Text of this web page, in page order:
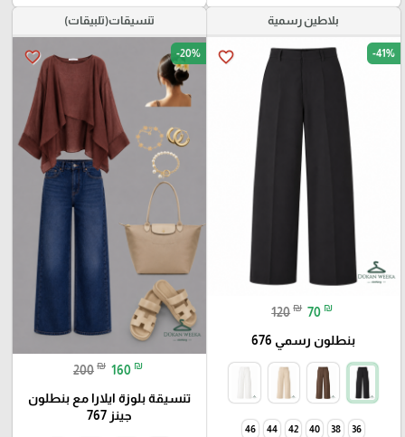
بلاطين رسمية
favorite_border -41%
120 ₪ 70 ₪
بنطلون رسمي 676
36
38
40
42
44
46
تنسيقات(تلبيقات)
favorite_border -20%
200 ₪ 160 ₪
تنسيقة بلوزة ايلارا مع بنطلون
جينز 767